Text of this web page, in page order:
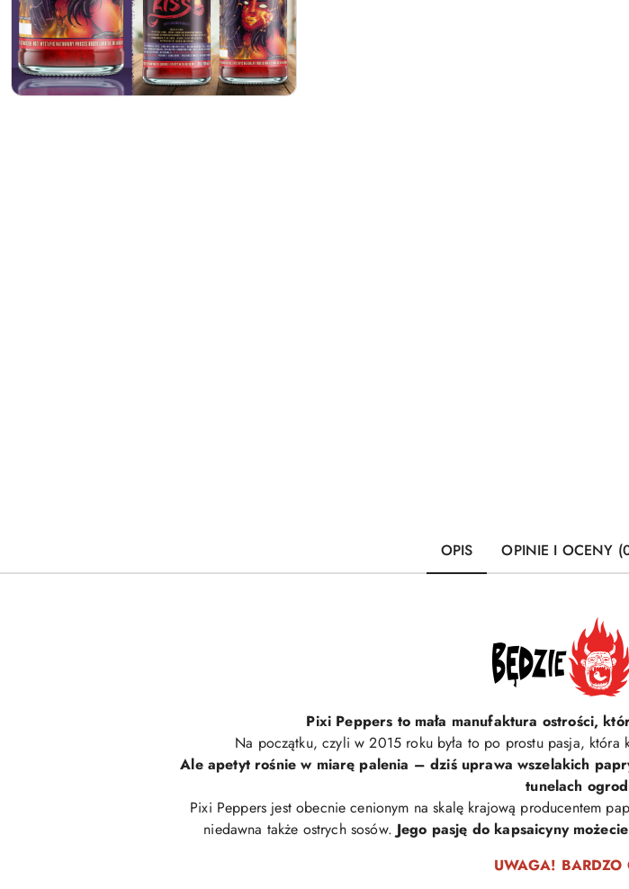
OPIS OPINIE I OCENY
Pixi Peppers to mała manufaktura ostrości,
Na początku, czyli w 2015 roku była to po prostu pasja, która
Ale apetyt rośnie w miarę palenia – dziś uprawa wszelakich
tunelach
Pixi Peppers jest obecnie cenionym na skalę krajową producentem
niedawna także ostrych sosów. Jego pasję do kapsaicyny
UWAGA! BARDZO